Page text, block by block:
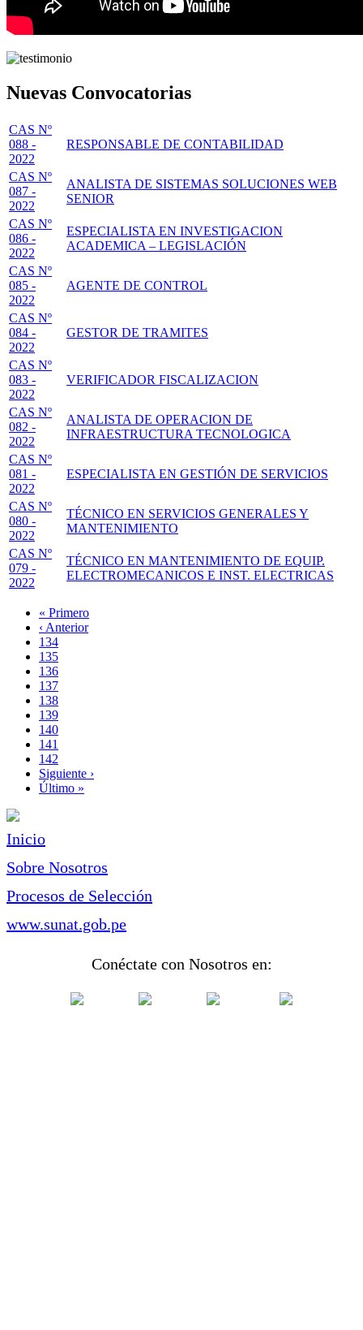
Nuevas Convocatorias
CAS Nº
088 -
2022
RESPONSABLE DE CONTABILIDAD
CAS Nº
087 -
2022
ANALISTA DE SISTEMAS SOLUCIONES WEB
SENIOR
CAS Nº
086 -
2022
ESPECIALISTA EN INVESTIGACION
ACADEMICA – LEGISLACIÓN
CAS Nº
085 -
2022
AGENTE DE CONTROL
CAS Nº
084 -
2022
GESTOR DE TRAMITES
CAS Nº
083 -
2022
VERIFICADOR FISCALIZACION
CAS Nº
082 -
2022
ANALISTA DE OPERACION DE
INFRAESTRUCTURA TECNOLOGICA
CAS Nº
081 -
2022
ESPECIALISTA EN GESTIÓN DE SERVICIOS
CAS Nº
080 -
2022
TÉCNICO EN SERVICIOS GENERALES Y
MANTENIMIENTO
CAS Nº
079 -
2022
TÉCNICO EN MANTENIMIENTO DE EQUIP.
ELECTROMECANICOS E INST. ELECTRICAS
Paginación
Primera
página
« Primero
Página
anterior
‹ Anterior
Page
134
Page
135
Page
136
Page
137
Página
actual
138
Page
139
Page
140
Page
141
Page
142
Siguiente
página
Siguiente ›
Última
Último »
Inicio
Sobre Nosotros
Procesos de Selección
www.sunat.gob.pe
Conéctate con Nosotros en: